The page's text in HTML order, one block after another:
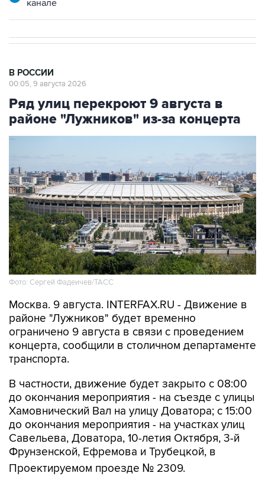
канале
В РОССИИ
00:05, 9 августа 2026
Ряд улиц перекроют 9 августа в
районе "Лужников" из-за концерта
Фото: Сергей Фадеичев/ТАСС
Москва. 9 августа. INTERFAX.RU - Движение в
районе "Лужников" будет временно
ограничено 9 августа в связи с проведением
концерта, сообщили в столичном департаменте
транспорта.
В частности, движение будет закрыто с 08:00
до окончания мероприятия - на съезде с улицы
Хамовнический Вал на улицу Доватора; с 15:00
до окончания мероприятия - на участках улиц
Савельева, Доватора, 10-летия Октября, 3-й
Фрунзенской, Ефремова и Трубецкой, в
Проектируемом проезде № 2309.